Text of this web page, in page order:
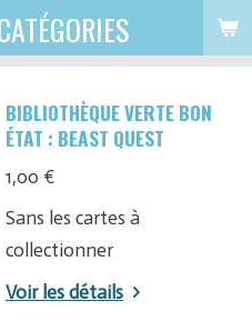
BIBLIOTHÈQUE VERTE BON
ÉTAT : BEAST QUEST
1,00 €
Sans les cartes à
collectionner
Voir les détails